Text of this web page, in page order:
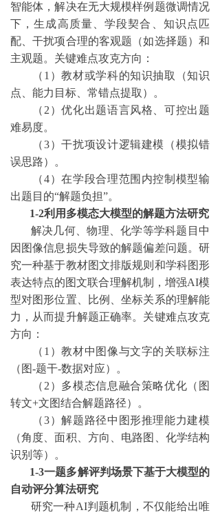
智能体，解决在无大规模样例题微调情况
下，生成高质量、学段契合、知识点匹
配、干扰项合理的客观题（如选择题）和
主观题。关键难点攻克方向：
（ 1）教材或学科的知识抽取（知识
点、能力目标、常错点提取）。
（ 2）优化出题语言风格、可控出题
难易度。
（3）干扰项设计逻辑建模（模拟错
误思路）。
（4）在学段合理范围内控制模型输
出题目的“解题负担”。
1-2利用多模态大模型的解题方法研究
解决几何、物理、化学等学科题目中
因图像信息损失导致的解题偏差问题。研
究一种基于教材图文排版规则和学科图形
表达特点的图文联合理解机制，增强AI模
型对图形位置、比例、坐标关系的理解能
力，从而提升解题正确率。关键难点攻克
方向：
（ 1）教材中图像与文字的关联标注
（图-题干-数据对应）。
（ 2）多模态信息融合策略优化（图
转文+文图结合解题路径）。
（3）解题路径中图形推理能力建模
（角度、面积、方向、电路图、化学结构
识别等）。
1-3一题多解评判场景下基于大模型的
自动评分算法研究
研究一种AI判题机制，不仅能给出唯